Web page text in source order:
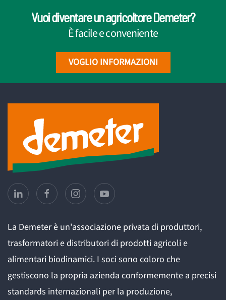
Vuoi diventare un agricoltore Demeter?
È facile e conveniente
VOGLIO INFORMAZIONI
La Demeter è un'associazione privata di produttori,
trasformatori e distributori di prodotti agricoli e
alimentari biodinamici. I soci sono coloro che
gestiscono la propria azienda conformemente a precisi
standards internazionali per la produzione,